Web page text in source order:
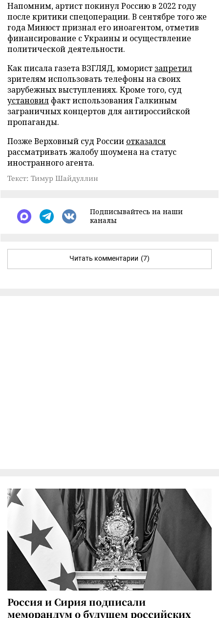
Напомним, артист покинул Россию в 2022 году
после критики спецоперации. В сентябре того же
года Минюст признал его иноагентом, отметив
финансирование с Украины и осуществление
политической деятельности.
Как писала газета ВЗГЛЯД, юморист запретил
зрителям использовать телефоны на своих
зарубежных выступлениях. Кроме того, суд
установил факт использования Галкиным
заграничных концертов для антироссийской
пропаганды.
Позже Верховный суд России отказался
рассматривать жалобу шоумена на статус
иностранного агента.
Текст: Тимур Шайдуллин
Подписывайтесь на наши
каналы
Читать комментарии (7)
Россия и Сирия подписали
меморандум о будущем российских